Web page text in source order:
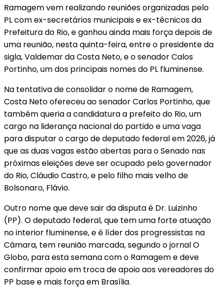
Ramagem vem realizando reuniões organizadas pelo
PL com ex-secretários municipais e ex-técnicos da
Prefeitura do Rio, e ganhou ainda mais força depois de
uma reunião, nesta quinta-feira, entre o presidente da
sigla, Valdemar da Costa Neto, e o senador Calos
Portinho, um dos principais nomes do PL fluminense.
Na tentativa de consolidar o nome de Ramagem,
Costa Neto ofereceu ao senador Carlos Portinho, que
também queria a candidatura a prefeito do Rio, um
cargo na liderança nacional do partido e uma vaga
para disputar o cargo de deputado federal em 2026, já
que as duas vagas estão abertas para o Senado nas
próximas eleições deve ser ocupado pelo governador
do Rio, Cláudio Castro, e pelo filho mais velho de
Bolsonaro, Flávio.
Outro nome que deve sair da disputa é Dr. Luizinho
(PP). O deputado federal, que tem uma forte atuação
no interior fluminense, e é líder dos progressistas na
Câmara, tem reunião marcada, segundo o jornal O
Globo, para esta semana com o Ramagem e deve
confirmar apoio em troca de apoio aos vereadores do
PP base e mais força em Brasília.